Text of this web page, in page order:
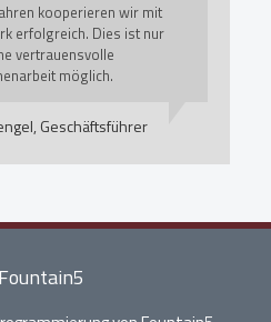
kooperieren wir mit
erfolgreich. Dies ist nur
vertrauensvolle
möglich.
Geschäftsführer